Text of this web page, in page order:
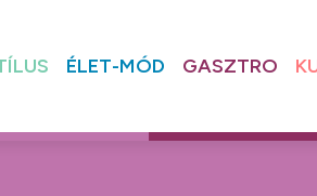
ÉLET-MÓD GASZTRO